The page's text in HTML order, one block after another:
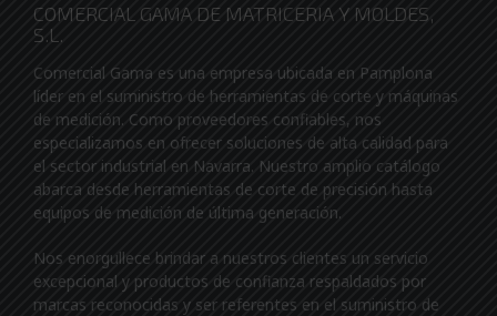
COMERCIAL GAMA DE MATRICERIA Y MOLDES,
S.L.
Comercial Gama es una empresa ubicada en Pamplona
líder en el suministro de herramientas de corte y máquinas
de medición. Como proveedores confiables, nos
especializamos en ofrecer soluciones de alta calidad para
el sector industrial en Navarra. Nuestro amplio catálogo
abarca desde herramientas de corte de precisión hasta
equipos de medición de última generación.
Nos enorgullece brindar a nuestros clientes un servicio
excepcional y productos de confianza respaldados por
marcas reconocidas y ser referentes en el suministro de